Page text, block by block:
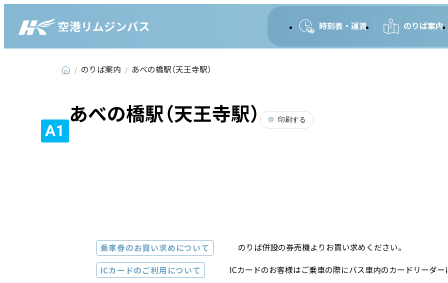
空港リムジンバス 時刻表・運賃 のりば案内
のりば案内 あべの橋駅（天王寺駅）
A1
あべの橋駅（天王寺駅） 印刷する
乗車券のお買い求めについて のりば併設の券売機よりお買い求めください。
ICカードのご利用について ICカードのお客様はご乗車の際にバス車内のカードリーダー